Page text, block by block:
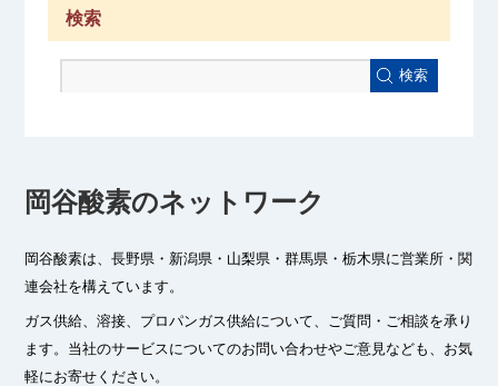
検索
検索
岡谷酸素のネットワーク
岡谷酸素は、長野県・新潟県・山梨県・群馬県・栃木県に営業所・関
連会社を構えています。
ガス供給、溶接、プロパンガス供給について、ご質問・ご相談を承り
ます。 当社のサービスについてのお問い合わせやご意見なども、お気
軽にお寄せください。